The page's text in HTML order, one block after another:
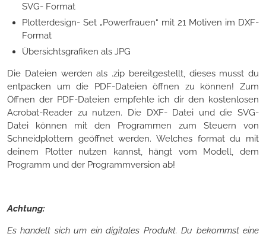
SVG- Format
Plotterdesign- Set „Powerfrauen“ mit 21 Motiven im DXF-
Format
Übersichtsgrafiken als JPG
Die Dateien werden als .zip bereitgestellt, dieses musst du
entpacken um die PDF-Dateien öffnen zu können! Zum
Öffnen der PDF-Dateien empfehle ich dir den kostenlosen
Acrobat-Reader zu nutzen. Die DXF- Datei und die SVG-
Datei können mit den Programmen zum Steuern von
Schneidplottern geöffnet werden. Welches format du mit
deinem Plotter nutzen kannst, hängt vom Modell, dem
Programm und der Programmversion ab!
Achtung:
Es handelt sich um ein digitales Produkt. Du bekommst eine